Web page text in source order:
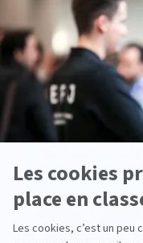
Les stages à
lire la suite